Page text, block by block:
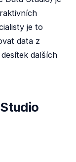
je to
data z
dalších